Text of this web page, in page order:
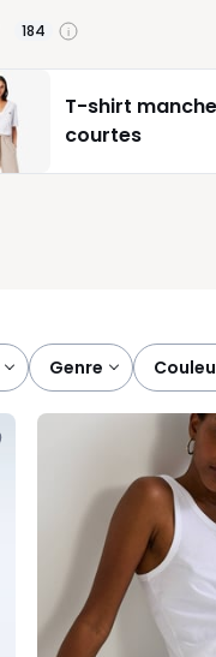
184
T-shirt
courtes
genre